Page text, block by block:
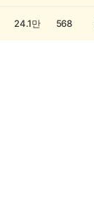
24.1만 568